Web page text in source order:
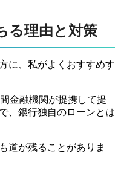
る理由と対策
に、私がよくおすすめす
金融機関が提携して提
、銀行独自のローンとは
道が残ることがありま